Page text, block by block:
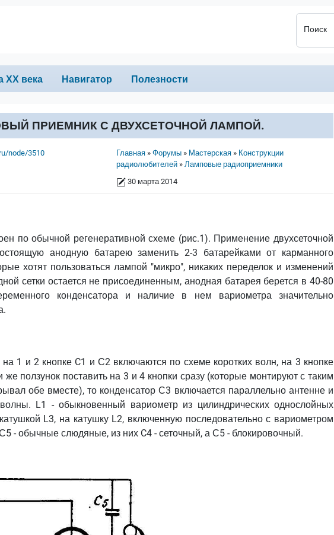
Поиск
ХХ века Навигатор Полезности
ПРИЕМНИК С ДВУХСЕТОЧНОЙ ЛАМПОЙ.
Строка навигации
Главная Форумы Мастерская
Конструкции
радиолюбителей
Ламповые радиоприемники
30 марта 2014
node/3510
по обычной регенеративной схеме (рис.1). Применение двухсеточной
анодную батарею заменить 2-3 батарейками от карманного
хотят пользоваться лампой "микро", никаких переделок и изменений
сетки остается не присоединенным, анодная батарея берется в 40-80
конденсатора и наличие в нем вариометра значительно
на 1 и 2 кнопке C1 и С2 включаются по схеме коротких волн, на 3 кнопке
ползунок поставить на 3 и 4 кнопки сразу (которые монтируют с таким
обе вместе), то конденсатор С3 включается параллельно антенне и
L1 - обыкновенный вариометр из цилиндрических однослойных
L3, на катушку L2, включенную последовательно с вариометром
- обычные слюдяные, из них C4 - сеточный, а С5 - блокировочный.